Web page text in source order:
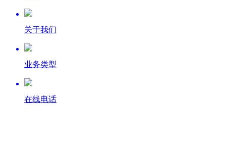
关于我们
业务类型
在线电话